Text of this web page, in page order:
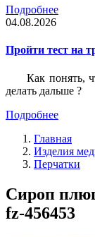
Подробнее
04.08.2026
Пройти тест на
Как понять,
делать дальше ?
Подробнее
Главная
Изделия
Перчатки
Сироп
fz-456453